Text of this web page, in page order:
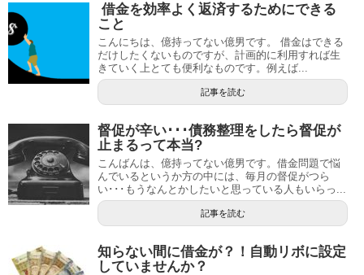
借金を効率よく返済するためにできる
こと
こんにちは、億持ってない億男です。 借金はできる
だけしたくないものですが、計画的に利用すれば生
きていく上とても便利なものです。例えば...
記事を読む
督促が辛い･･･債務整理をしたら督促が
止まるって本当?
こんばんは、億持ってない億男です。借金問題で悩
んでいるというか方の中には、毎月の督促がつら
い･･･もうなんとかしたいと思っている人もいらっ...
記事を読む
知らない間に借金が？！自動リボに設定
していませんか？